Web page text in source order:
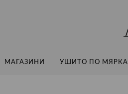
МАГАЗИНИ УШИТО ПО МЯРКА